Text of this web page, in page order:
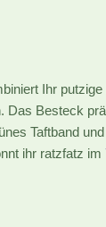
Ihr
Das Besteck
Taftband
ihr ratzfatz im